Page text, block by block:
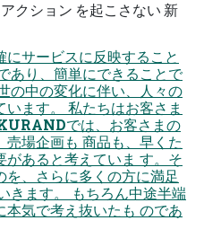
クション を起こさない 新
サービスに反映すること
あり、簡単にできることで
の中の変化に伴い、人々の
ます。 私たちはお客さま
では、お客さまの
場企画も 商品も、早くた
があると考えていま す。そ
を、さらに多くの方に満足
きます。 もちろん中途半端
本気で考え抜いたも のであ